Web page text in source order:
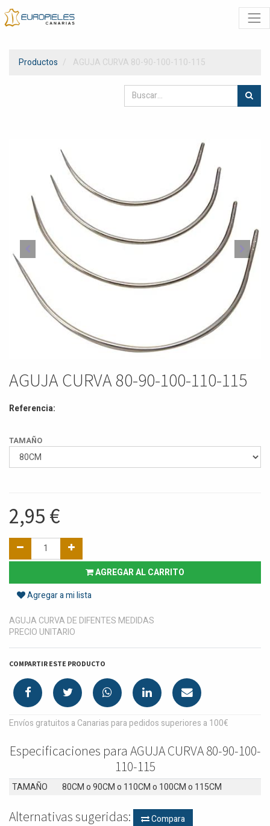
Productos AGUJA CURVA 80-90-100-110-115
AGUJA CURVA 80-90-100-110-115
Referencia:
TAMAÑO
2,95 €
AGREGAR AL CARRITO
Agregar a mi lista
AGUJA CURVA DE DIFENTES MEDIDAS
PRECIO UNITARIO
COMPARTIR ESTE PRODUCTO
Envíos gratuitos a Canarias para pedidos superiores a 100€
Especificaciones para AGUJA CURVA 80-90-100-
110-115
TAMAÑO 80CMo90CMo 110CMo 100CMo 115CM
Alternativas sugeridas: Compara